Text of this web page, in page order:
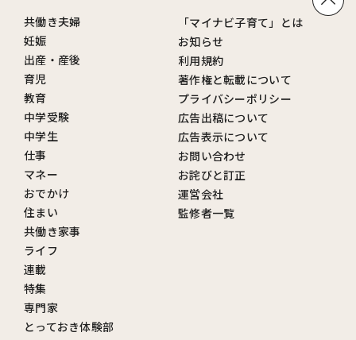
共働き夫婦
妊娠
出産・産後
育児
教育
中学受験
中学生
仕事
マネー
おでかけ
住まい
共働き家事
ライフ
連載
特集
専門家
とっておき体験部
「マイナビ子育て」とは
お知らせ
利用規約
著作権と転載について
プライバシーポリシー
広告出稿について
広告表示について
お問い合わせ
お詫びと訂正
運営会社
監修者一覧